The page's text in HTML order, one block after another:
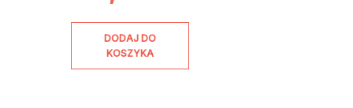
DODAJ DO
KOSZYKA